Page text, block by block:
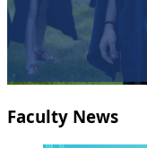
Faculty News